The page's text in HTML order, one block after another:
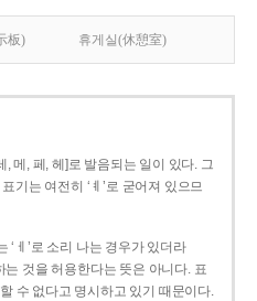
板) 휴게실(休憩室)
, 메, 페, 헤]로 발음되는 일이 있다. 그
기는 여전히 ‘ㅖ’로 굳어져 있으므
‘ㅔ’로 소리 나는 경우가 있더라
는 것을 허용한다는 뜻은 아니다. 표
수 없다고 명시하고 있기 때문이다.